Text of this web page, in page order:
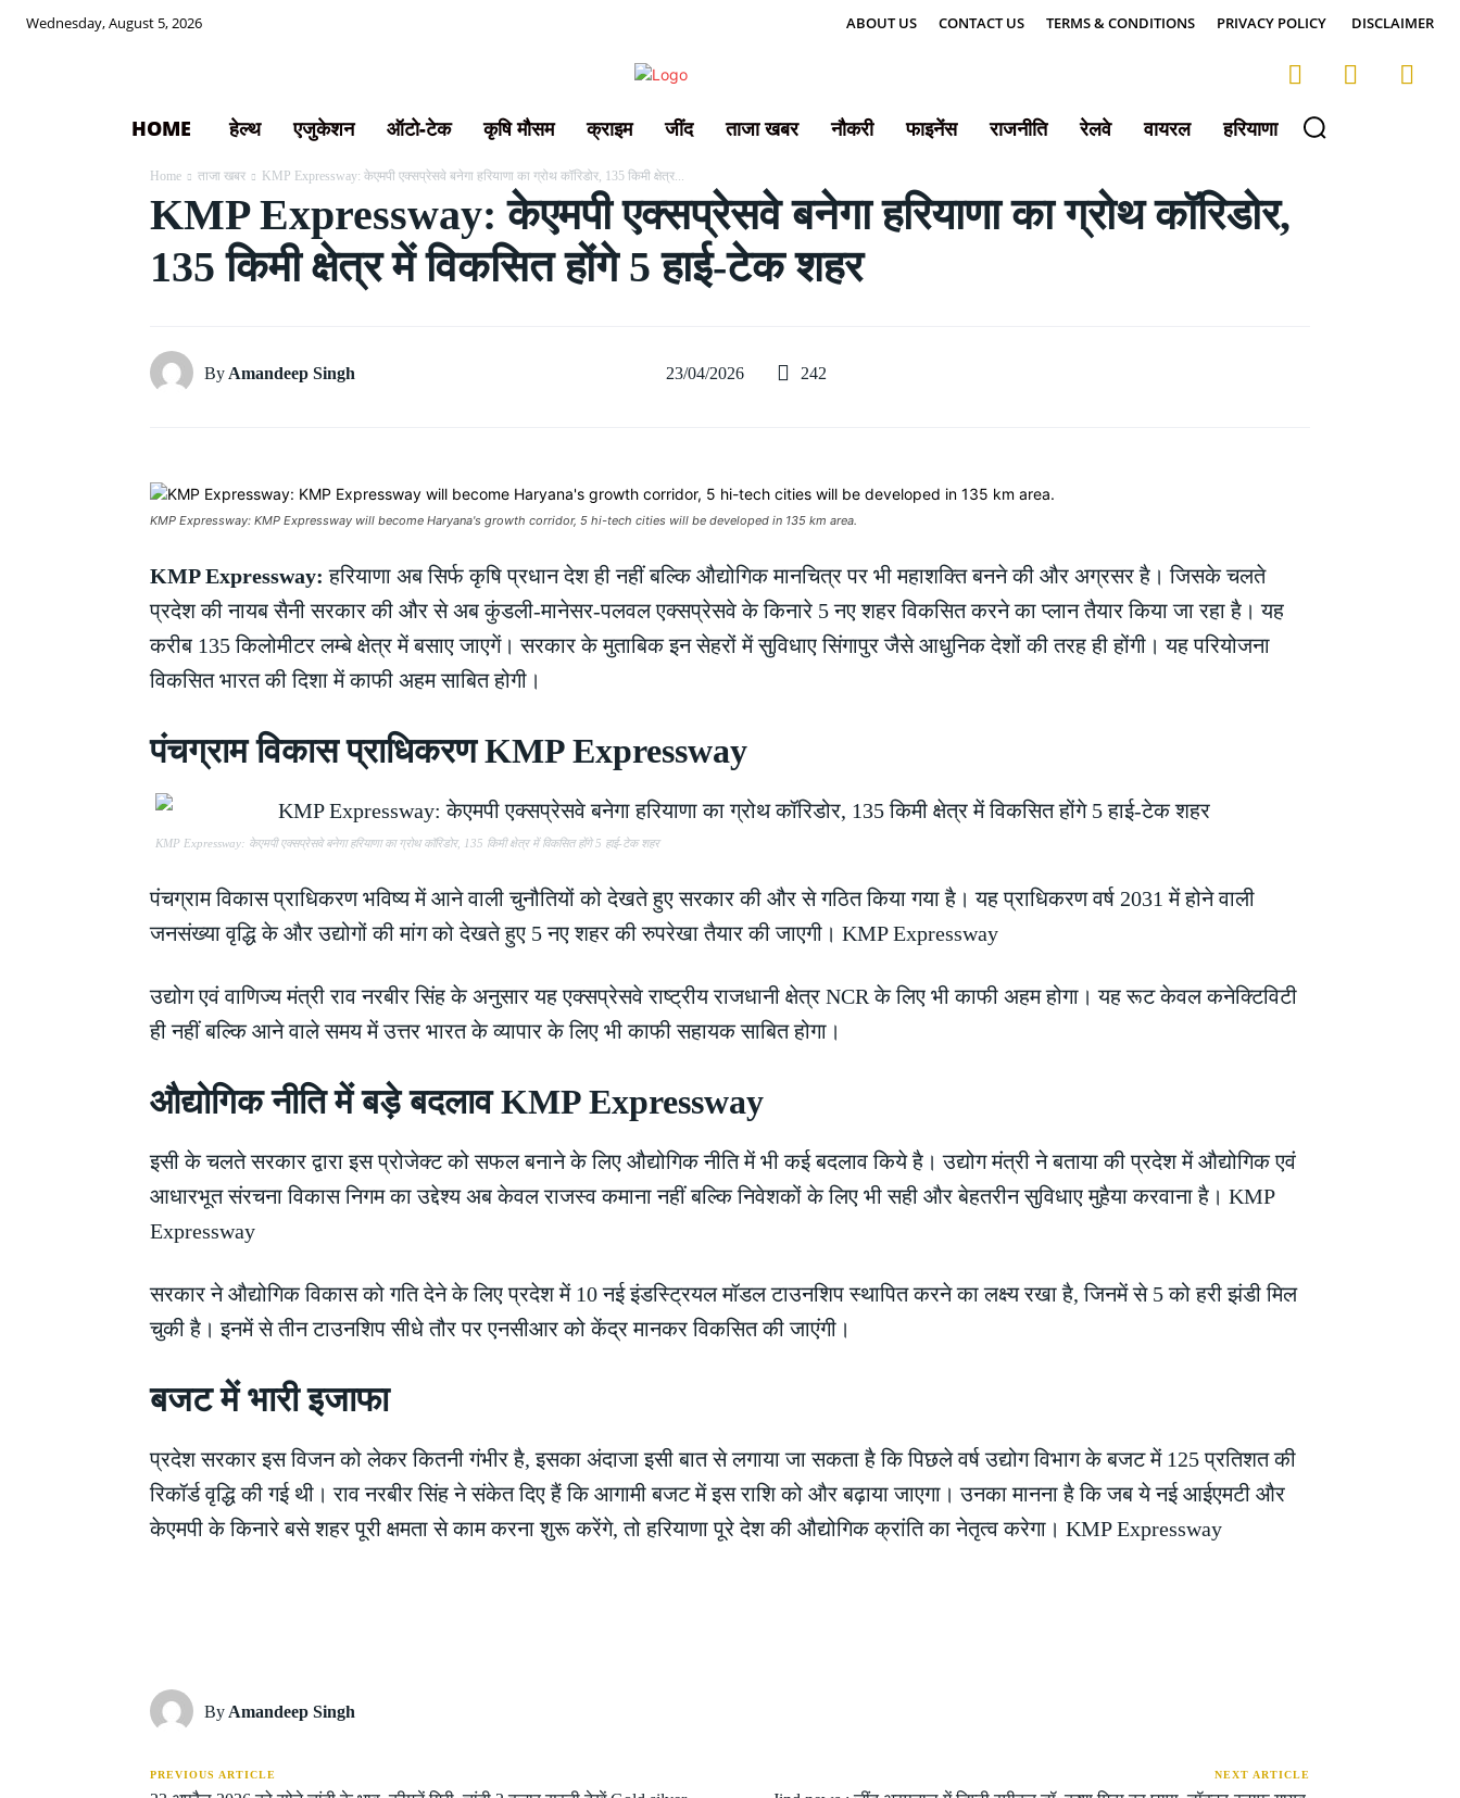
Wednesday, August 5, 2026 ABOUT US CONTACT US TERMS & CONDITIONS PRIVACY POLICY DISCLAIMER
HOME हेल्थ एजुकेशन ऑटो-टेक कृषि मौसम क्राइम जींद ताजा खबर नौकरी फाइनेंस राजनीति रेलवे वायरल हरियाणा
Home ताजा खबर KMP Expressway: केएमपी एक्सप्रेसवे बनेगा हरियाणा का ग्रोथ कॉरिडोर, 135 किमी क्षेत्र...
KMP Expressway: केएमपी एक्सप्रेसवे बनेगा हरियाणा का ग्रोथ कॉरिडोर,
135 किमी क्षेत्र में विकसित होंगे 5 हाई-टेक शहर
By Amandeep Singh 23/04/2026 242
KMP Expressway: KMP Expressway will become Haryana's growth corridor, 5 hi-tech cities will be developed in 135 km area.
KMP Expressway: हरियाणा अब सिर्फ कृषि प्रधान देश ही नहीं बल्कि औद्योगिक मानचित्र पर भी महाशक्ति बनने की और अग्रसर है। जिसके चलते
प्रदेश की नायब सैनी सरकार की और से अब कुंडली-मानेसर-पलवल एक्सप्रेसवे के किनारे 5 नए शहर विकसित करने का प्लान तैयार किया जा रहा है। यह
करीब 135 किलोमीटर लम्बे क्षेत्र में बसाए जाएगें। सरकार के मुताबिक इन सेहरों में सुविधाए सिंगापुर जैसे आधुनिक देशों की तरह ही होंगी। यह परियोजना
विकसित भारत की दिशा में काफी अहम साबित होगी।
पंचग्राम विकास प्राधिकरण KMP Expressway
KMP Expressway: केएमपी एक्सप्रेसवे बनेगा हरियाणा का ग्रोथ कॉरिडोर, 135 किमी क्षेत्र में विकसित होंगे 5 हाई-टेक शहर
पंचग्राम विकास प्राधिकरण भविष्य में आने वाली चुनौतियों को देखते हुए सरकार की और से गठित किया गया है। यह प्राधिकरण वर्ष 2031 में होने वाली
जनसंख्या वृद्धि के और उद्योगों की मांग को देखते हुए 5 नए शहर की रुपरेखा तैयार की जाएगी। KMP Expressway
उद्योग एवं वाणिज्य मंत्री राव नरबीर सिंह के अनुसार यह एक्सप्रेसवे राष्ट्रीय राजधानी क्षेत्र NCR के लिए भी काफी अहम होगा। यह रूट केवल कनेक्टिविटी
ही नहीं बल्कि आने वाले समय में उत्तर भारत के व्यापार के लिए भी काफी सहायक साबित होगा।
औद्योगिक नीति में बड़े बदलाव KMP Expressway
इसी के चलते सरकार द्वारा इस प्रोजेक्ट को सफल बनाने के लिए औद्योगिक नीति में भी कई बदलाव किये है। उद्योग मंत्री ने बताया की प्रदेश में औद्योगिक एवं
आधारभूत संरचना विकास निगम का उद्देश्य अब केवल राजस्व कमाना नहीं बल्कि निवेशकों के लिए भी सही और बेहतरीन सुविधाए मुहैया करवाना है। KMP
Expressway
सरकार ने औद्योगिक विकास को गति देने के लिए प्रदेश में 10 नई इंडस्ट्रियल मॉडल टाउनशिप स्थापित करने का लक्ष्य रखा है, जिनमें से 5 को हरी झंडी मिल
चुकी है। इनमें से तीन टाउनशिप सीधे तौर पर एनसीआर को केंद्र मानकर विकसित की जाएंगी।
बजट में भारी इजाफा
प्रदेश सरकार इस विजन को लेकर कितनी गंभीर है, इसका अंदाजा इसी बात से लगाया जा सकता है कि पिछले वर्ष उद्योग विभाग के बजट में 125 प्रतिशत की
रिकॉर्ड वृद्धि की गई थी। राव नरबीर सिंह ने संकेत दिए हैं कि आगामी बजट में इस राशि को और बढ़ाया जाएगा। उनका मानना है कि जब ये नई आईएमटी और
केएमपी के किनारे बसे शहर पूरी क्षमता से काम करना शुरू करेंगे, तो हरियाणा पूरे देश की औद्योगिक क्रांति का नेतृत्व करेगा। KMP Expressway
By Amandeep Singh
PREVIOUS ARTICLE NEXT ARTICLE